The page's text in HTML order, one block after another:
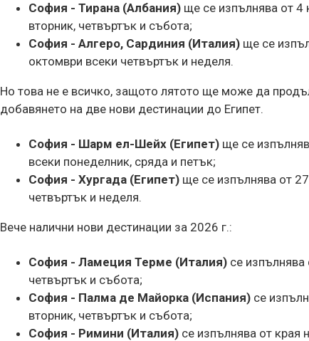
София - Тирана (Албания) ще се изпълнява от 4
вторник, четвъртък и събота;
София - Алгеро, Сардиния (Италия) ще се
октомври всеки четвъртък и неделя.
Но това не е всичко, защото лятото ще може да
добавянето на две нови дестинации до Египет.
София - Шарм ел-Шейх (Египет) ще се
всеки понеделник, сряда и петък;
София - Хургада (Египет) ще се изпълнява от
четвъртък и неделя.
Вече налични нови дестинации за 2026 г.:
София - Ламеция Терме (Италия) се изпълнява
четвъртък и събота;
София - Палма де Майорка (Испания) се
вторник, четвъртък и събота;
София - Римини (Италия) се изпълнява от края